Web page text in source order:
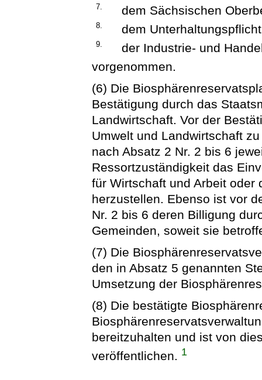
7. dem Sächsischen
8. dem
9.
der Industrie- und
vorgenommen.
(6) Die
Bestätigung durch das
Landwirtschaft. Vor der
Umwelt und Landwirtschaft
nach Absatz 2 Nr. 2 bis 6
Ressortzuständigkeit das
für Wirtschaft und Arbeit oder
herzustellen. Ebenso ist vor
Nr. 2 bis 6 deren Billigung
Gemeinden, soweit sie
(7) Die
den in Absatz 5 genannten
Umsetzung der
(8) Die bestätigte
bereitzuhalten und ist von
veröffentlichen. 1